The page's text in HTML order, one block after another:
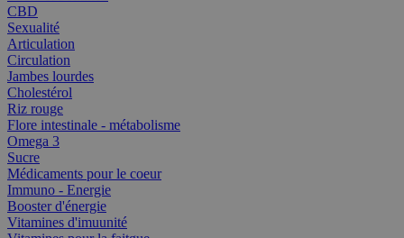
CBD
Sexualité
Articulation
Circulation
Jambes lourdes
Cholestérol
Riz rouge
Flore intestinale - métabolisme
Omega 3
Sucre
Médicaments pour le coeur
Immuno - Energie
Booster d'énergie
Vitamines d'imuunité